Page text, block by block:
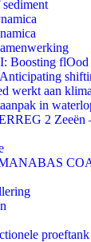
Boosting flOod
werkt aan
in
2 Zeeën
proeftank